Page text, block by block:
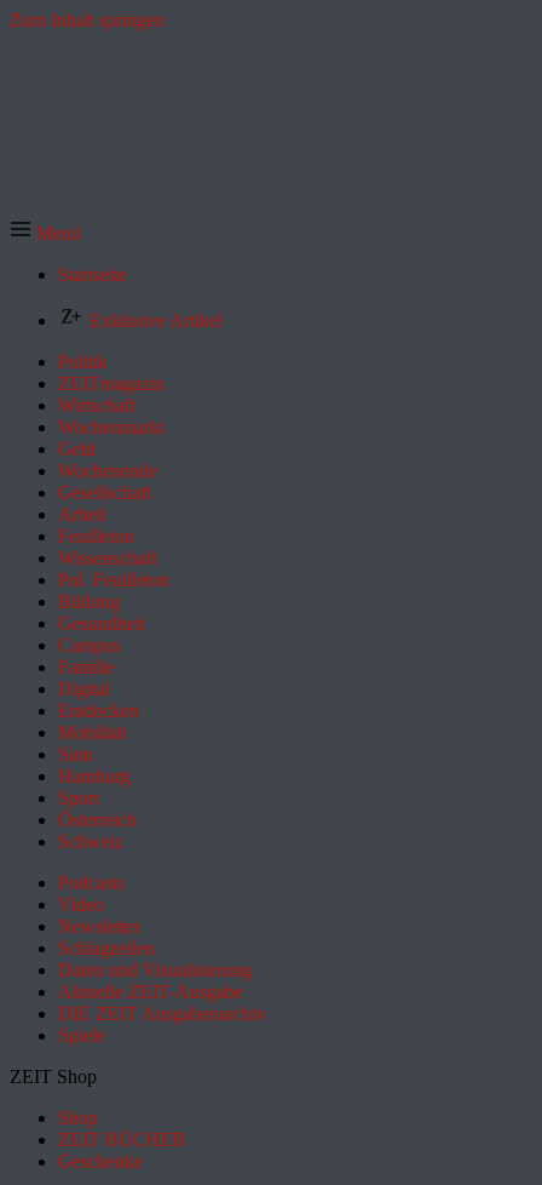
Zum Inhalt springen
Menü
Startseite
Exklusive Artikel
Politik
ZEITmagazin
Wirtschaft
Wochenmarkt
Geld
Wochenende
Gesellschaft
Arbeit
Feuilleton
Wissenschaft
Pol. Feuilleton
Bildung
Gesundheit
Campus
Familie
Digital
Entdecken
Mobilität
Sinn
Hamburg
Sport
Österreich
Schweiz
Podcasts
Video
Newsletter
Schlagzeilen
Daten und Visualisierung
Aktuelle ZEIT-Ausgabe
DIE ZEIT Ausgabenarchiv
Spiele
ZEIT Shop
Shop
ZEIT BÜCHER
Geschenke